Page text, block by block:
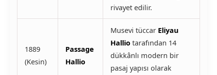
rivayet edilir.
1889
(Kesin)
Passage
Hallio
Musevi tüccar Eliyau
Halliotarafından 14
dükkânlı modern bir
pasaj yapısı olarak